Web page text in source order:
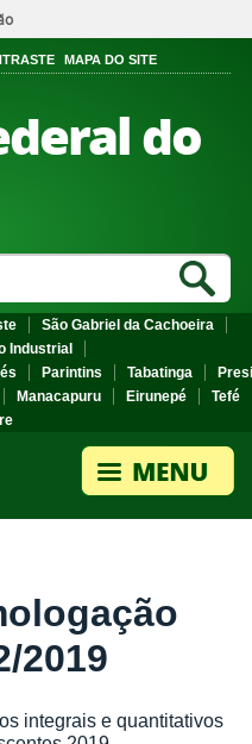
MAPA DO SITE
do
São Gabriel da Cachoeira
Industrial
Parintins Tabatinga
Manacapuru Eirunepé
Tefé
2019
integrais e quantitativos